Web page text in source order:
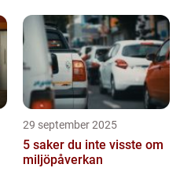
29 september 2025
5 saker du inte visste om
miljöpåverkan